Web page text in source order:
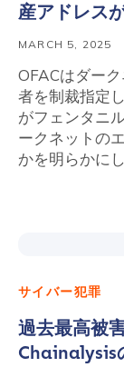
産アドレス
MARCH 5, 2025
OFACはダー
者を制裁指定
がフェンタニ
ークネットの
かを明らかにし
サイバー犯罪
過去最高被
Chainalysis